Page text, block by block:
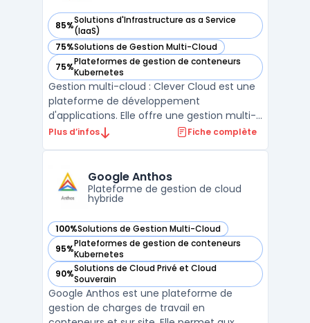
85%Solutions d'Infrastructure as a Service
(IaaS)
— voir Clever Cloud dans cette catégorie
75%Solutions de Gestion Multi-Cloud
— voir Clever Cloud dans cette catégorie
75%Plateformes de gestion de conteneurs
Kubernetes
— voir Clever Cloud dans cette catégorie
Gestion multi-cloud : Clever Cloud est une
plateforme de développement
d'applications. Elle offre une gestion multi-
cloud automatique pour les infrastructures
Clever Cloud, les développeurs peuvent
facilement déployer leurs ap ...
Plus d’infos Fiche complète
Google Anthos
Plateforme de gestion de cloud
hybride
100%Solutions de Gestion Multi-Cloud
— voir Google Anthos dans cette catégorie
95%Plateformes de gestion de conteneurs
Kubernetes
— voir Google Anthos dans cette catégorie
90%Solutions de Cloud Privé et Cloud
Souverain
— voir Google Anthos dans cette catégorie
Google Anthos est une plateforme de
gestion de charges de travail en